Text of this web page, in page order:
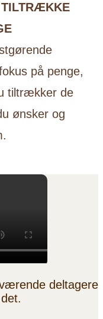
TILTRÆKKE
på penge,
tiltrækker de
ønsker og
deltagere